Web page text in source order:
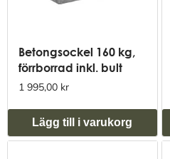
Betongsockel 160 kg,
förrborrad inkl. bult
1 995,00 kr
Lägg till i varukorg